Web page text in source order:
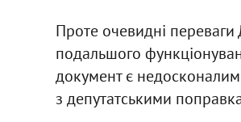
Проте очевидні переваги
подальшого
документ є недосконалим
з депутатськими